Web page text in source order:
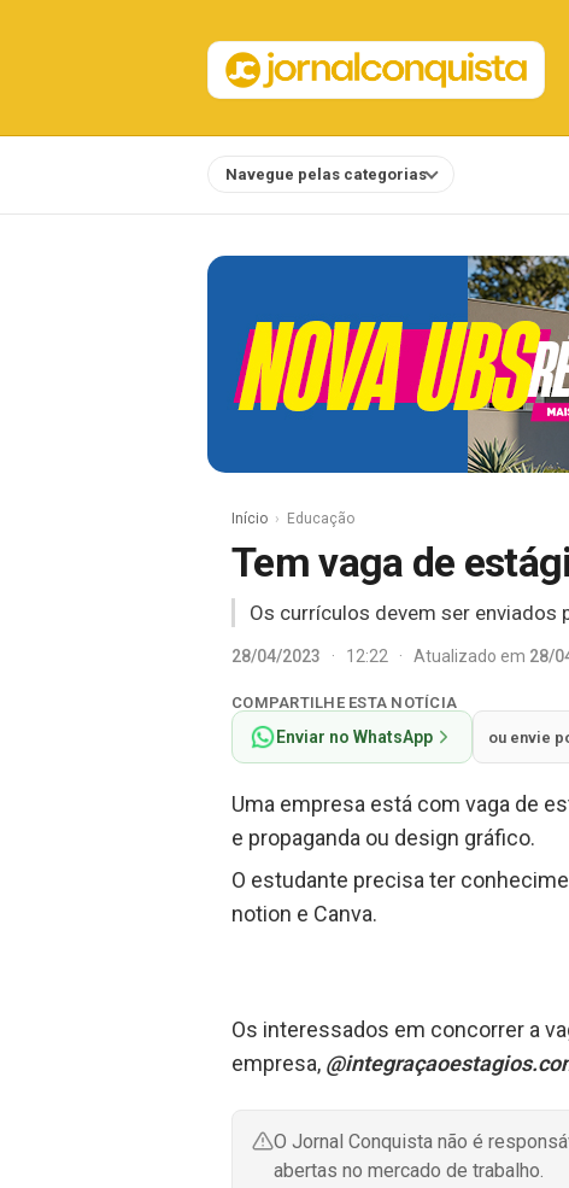
Navegue pelas categorias
Início Educação
Tem vaga de
Os currículos devem ser enviados
28/04/2023 · 12:22 · Atualizado em 28/
COMPARTILHE ESTA NOTÍCIA
Enviar no WhatsApp ou envie
Uma empresa está com vaga de
e propaganda ou design gráfico.
O estudante precisa ter
notion e Canva.
Os interessados em concorrer a
empresa,
O Jornal Conquista não é
abertas no mercado de trabalho.